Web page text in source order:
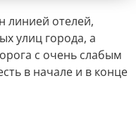
линией отелей,
улиц города, а
с очень слабым
в начале и в конце